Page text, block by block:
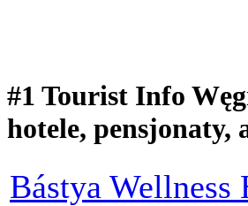
#1 Tourist Info
hotele, pensjonaty,
Bástya Wellness